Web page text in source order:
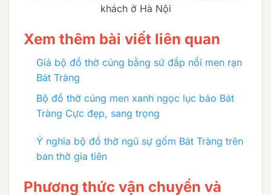
khách ở Hà Nội
Xem thêm bài viết liên quan
Giá bộ đồ thờ cúng bằng sứ đắp nổi men rạn
Bát Tràng
Bộ đồ thờ cúng men xanh ngọc lục bảo Bát
Tràng Cực đẹp, sang trọng
Ý nghĩa bộ đồ thờ ngũ sự gốm Bát Tràng trên
ban thờ gia tiên
Phương thức vận chuyển và